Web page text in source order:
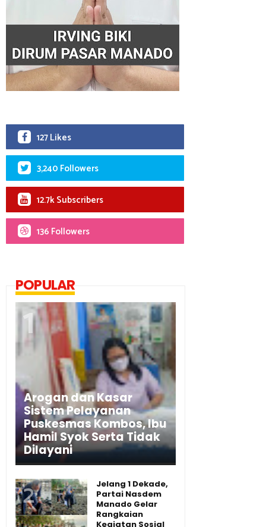
127 Likes
3,240 Followers
12.7k Subscribers
136 Followers
POPULAR
Arogan dan Kasar
Sistem Pelayanan
Puskesmas Kombos, Ibu
Hamil Syok Serta Tidak
Dilayani
Jelang 1 Dekade,
Partai Nasdem
Manado Gelar
Rangkaian
Kegiatan Sosial